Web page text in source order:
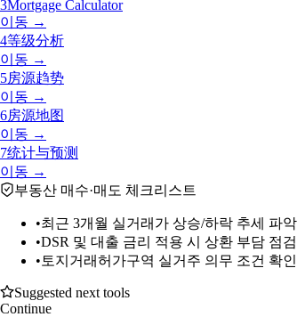
3Mortgage Calculator
이동 →
4等级分析
이동 →
5房源趋势
이동 →
6房源地图
이동 →
7统计与预测
이동 →
부동산 매수·매도 체크리스트
•최근 3개월 실거래가 상승/하락 추세 파악
•DSR 및 대출 금리 적용 시 상환 부담 점검
• 토지거래허가구역 실거주 의무 조건 확인
Suggested next tools
Continue